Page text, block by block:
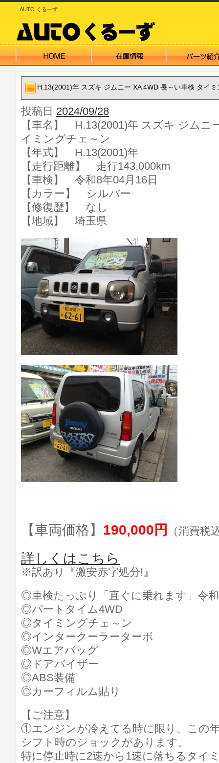
AUTO くるーず
H.13(2001)年 スズキ ジムニー XA 4WD 長～い車検 タイ
投稿日 2024/09/28
【車名】 H.13(2001)年 スズキ ジムニ
イミングチェ～ン
【年式】 H.13(2001)年
【走行距離】 走行143,000km
【車検】 令和8年04月16日
【カラー】 シルバー
【修復歴】 なし
【地域】 埼玉県
【車両価格】 190,000円 （消費税
詳しくはこちら
※訳あり『激安赤字処分!』
◎車検たっぷり「直ぐに乗れます」令
◎パートタイム4WD
◎タイミングチェ～ン
◎インタークーラーターボ
◎Wエアバッグ
◎ドアバイザー
◎ABS装備
◎カーフィルム貼り
【ご注意】
①エンジンが冷えてる時に限り、この
シフト時のショックがあります。
特に停止時に2速から1速に落ちるタイ